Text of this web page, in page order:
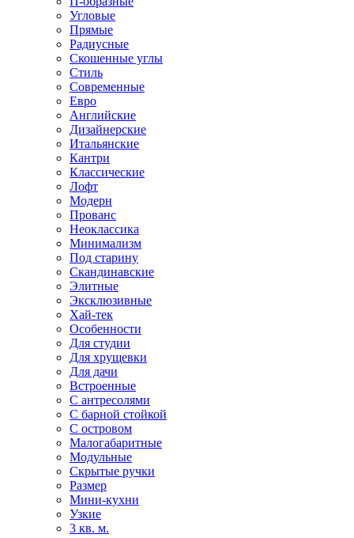
Угловые
Прямые
Радиусные
Скошенные углы
Стиль
Современные
Евро
Английские
Дизайнерские
Итальянские
Кантри
Классические
Лофт
Модерн
Прованс
Неоклассика
Минимализм
Под старину
Скандинавские
Элитные
Эксклюзивные
Хай-тек
Особенности
Для студии
Для хрущевки
Для дачи
Встроенные
С антресолями
С барной стойкой
С островом
Малогабаритные
Модульные
Скрытые ручки
Размер
Мини-кухни
Узкие
3 кв. м.